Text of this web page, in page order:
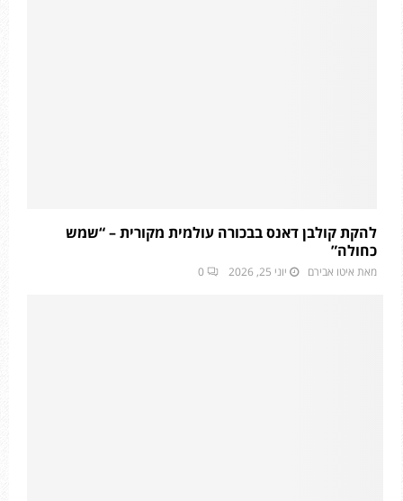
להקת קולבן דאנס בבכורה עולמית מקורית – “שמש
כחולה”
מאת איטו אבירם יוני 25, 2026 0